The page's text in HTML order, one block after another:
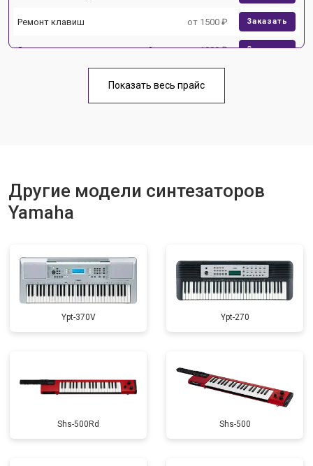
Ремонт клавиш от 1500 ₽ Заказать
Замена клавиш и уплотнителей от 1000 ₽ Заказать
Ремонт корпусных элементов от 1800 ₽
Замена экрана от 1500 ₽ Заказать
Замена стоковых потенциометров
Показать весь прайс
Другие модели синтезаторов
Yamaha
Ypt-370V Ypt-270
Shs-500Rd Shs-500